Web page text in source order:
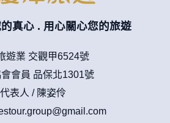
真心 . 用心關心您的旅遊
遊業 交觀甲6524號
會員 品保北1301號
代表人 / 陳姿伶